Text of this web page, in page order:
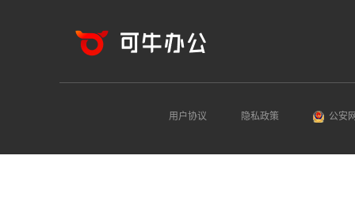
用户协议 隐私政策 公安